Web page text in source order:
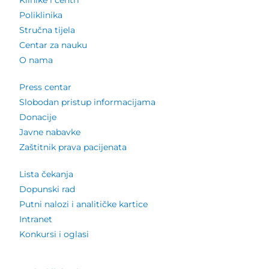
Poliklinika
Stručna tijela
Centar za nauku
O nama
Press centar
Slobodan pristup informacijama
Donacije
Javne nabavke
Zaštitnik prava pacijenata
Lista čekanja
Dopunski rad
Putni nalozi i analitičke kartice
Intranet
Konkursi i oglasi